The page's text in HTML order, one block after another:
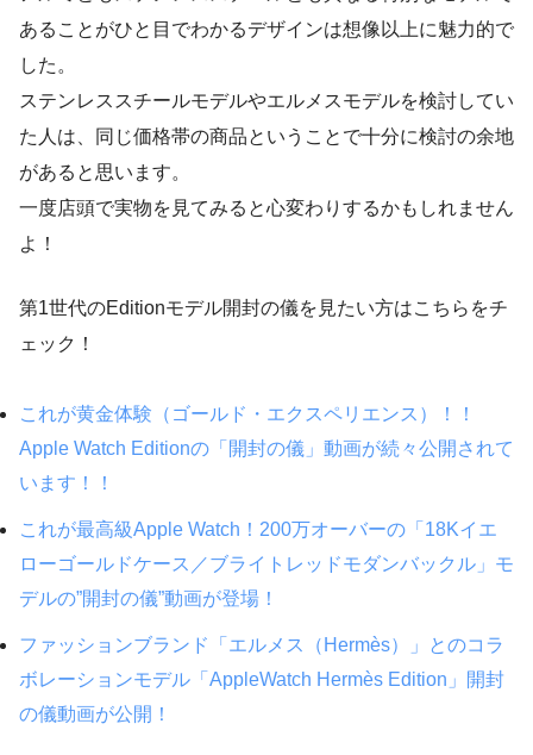
あることがひと目でわかるデザインは想像以上に魅力的で
した。
ステンレススチールモデルやエルメスモデルを検討してい
た人は、同じ価格帯の商品ということで十分に検討の余地
があると思います。
一度店頭で実物を見てみると心変わりするかもしれません
よ！
第1世代のEditionモデル開封の儀を見たい方はこちらをチ
ェック！
これが黄金体験（ゴールド・エクスペリエンス）！！
Apple Watch Editionの「開封の儀」動画が続々公開されて
います！！
これが最高級Apple Watch！200万オーバーの「18Kイエ
ローゴールドケース／ブライトレッドモダンバックル」モ
デルの”開封の儀”動画が登場！
ファッションブランド「エルメス（Hermès）」とのコラ
ボレーションモデル「AppleWatch Hermès Edition」開封
の儀動画が公開！